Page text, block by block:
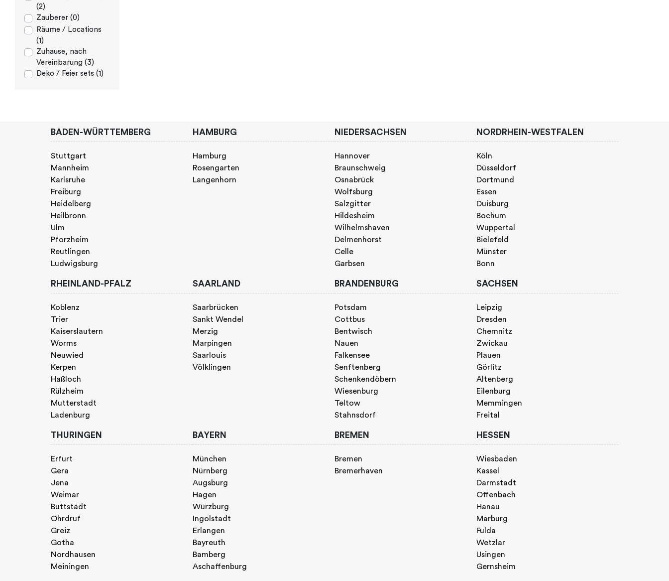
(2)
Zauberer (0)
Räume / Locations
(1)
Zuhause, nach
Vereinbarung (3)
Deko / Feier sets (1)
BADEN-WÜRTTEMBERG
Stuttgart
Mannheim
Karlsruhe
Freiburg
Heidelberg
Heilbronn
Ulm
Pforzheim
Reutlingen
Ludwigsburg
HAMBURG
Hamburg
Rosengarten
Langenhorn
NIEDERSACHSEN
Hannover
Braunschweig
Osnabrück
Wolfsburg
Salzgitter
Hildesheim
Wilhelmshaven
Delmenhorst
Celle
Garbsen
NORDRHEIN-WESTFALEN
Köln
Düsseldorf
Dortmund
Essen
Duisburg
Bochum
Wuppertal
Bielefeld
Münster
Bonn
RHEINLAND-PFALZ
Koblenz
Trier
Kaiserslautern
Worms
Neuwied
Kerpen
Haßloch
Rülzheim
Mutterstadt
Ladenburg
SAARLAND
Saarbrücken
Sankt Wendel
Merzig
Marpingen
Saarlouis
Völklingen
BRANDENBURG
Potsdam
Cottbus
Bentwisch
Nauen
Falkensee
Senftenberg
Schenkendöbern
Wiesenburg
Teltow
Stahnsdorf
SACHSEN
Leipzig
Dresden
Chemnitz
Zwickau
Plauen
Görlitz
Altenberg
Eilenburg
Memmingen
Freital
THURINGEN
Erfurt
Gera
Jena
Weimar
Buttstädt
Ohrdruf
Greiz
Gotha
Nordhausen
Meiningen
BAYERN
München
Nürnberg
Augsburg
Hagen
Würzburg
Ingolstadt
Erlangen
Bayreuth
Bamberg
Aschaffenburg
BREMEN
Bremen
Bremerhaven
HESSEN
Wiesbaden
Kassel
Darmstadt
Offenbach
Hanau
Marburg
Fulda
Wetzlar
Usingen
Gernsheim